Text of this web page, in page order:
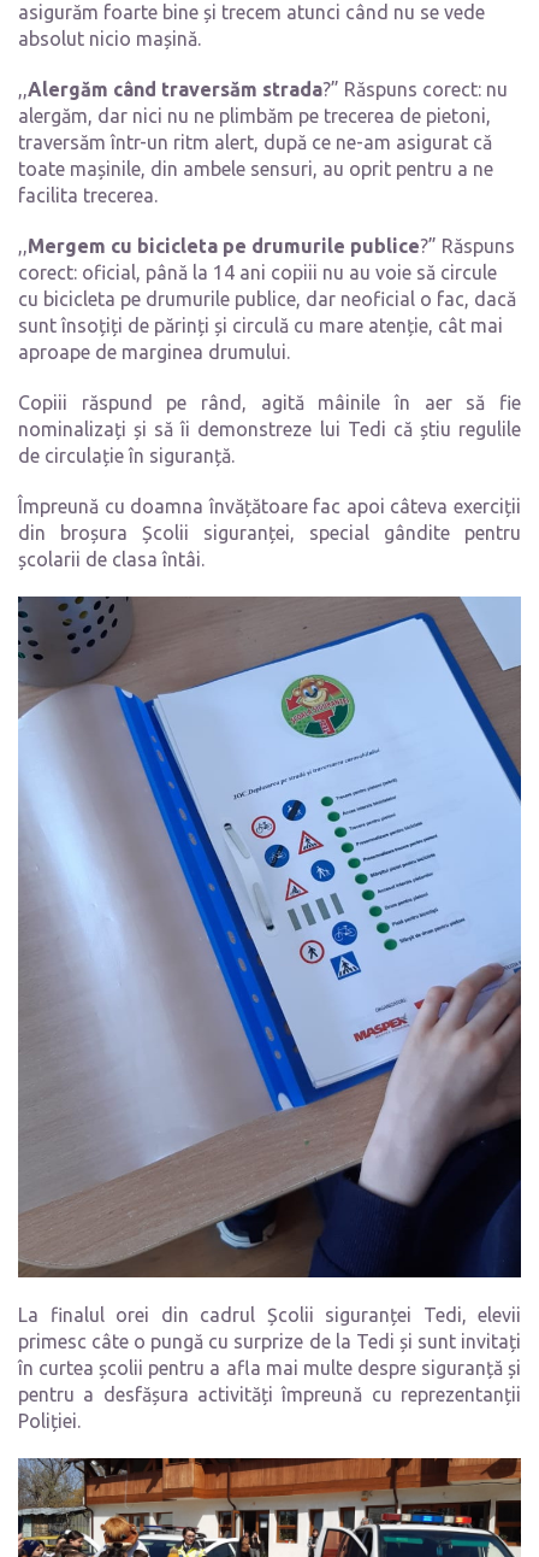
asigurăm foarte bine și trecem atunci când nu se vede
absolut nicio mașină.
,,Alergăm când traversăm strada?” Răspuns corect: nu
alergăm, dar nici nu ne plimbăm pe trecerea de pietoni,
traversăm într-un ritm alert, după ce ne-am asigurat că
toate mașinile, din ambele sensuri, au oprit pentru a ne
facilita trecerea.
,,Mergem cu bicicleta pe drumurile publice?” Răspuns
corect: oficial, până la 14 ani copiii nu au voie să circule
cu bicicleta pe drumurile publice, dar neoficial o fac, dacă
sunt însoțiți de părinți și circulă cu mare atenție, cât mai
aproape de marginea drumului.
Copiii răspund pe rând, agită mâinile în aer să fie
nominalizați și să îi demonstreze lui Tedi că știu regulile
de circulație în siguranță.
Împreună cu doamna învățătoare fac apoi câteva exerciții
din broșura Școlii siguranței, special gândite pentru
școlarii de clasa întâi.
La finalul orei din cadrul Școlii siguranței Tedi, elevii
primesc câte o pungă cu surprize de la Tedi și sunt invitați
în curtea școlii pentru a afla mai multe despre siguranță și
pentru a desfășura activități împreună cu reprezentanții
Poliției.